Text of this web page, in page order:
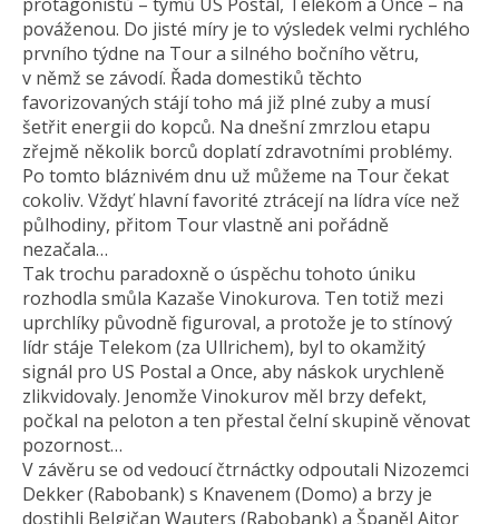
pováženou. Do jisté míry je to výsledek velmi rychlého
prvního týdne na Tour a silného bočního větru,
v němž se závodí. Řada domestiků těchto
favorizovaných stájí toho má již plné zuby a musí
šetřit energii do kopců. Na dnešní zmrzlou etapu
zřejmě několik borců doplatí zdravotními problémy.
Po tomto bláznivém dnu už můžeme na Tour čekat
cokoliv. Vždyť hlavní favorité ztrácejí na lídra více než
půlhodiny, přitom Tour vlastně ani pořádně
nezačala…
Tak trochu paradoxně o úspěchu tohoto úniku
rozhodla smůla Kazaše Vinokurova. Ten totiž mezi
uprchlíky původně figuroval, a protože je to stínový
lídr stáje Telekom (za Ullrichem), byl to okamžitý
signál pro US Postal a Once, aby náskok urychleně
zlikvidovaly. Jenomže Vinokurov měl brzy defekt,
počkal na peloton a ten přestal čelní skupině věnovat
pozornost…
V závěru se od vedoucí čtrnáctky odpoutali Nizozemci
Dekker (Rabobank) s Knavenem (Domo) a brzy je
dostihli Belgičan Wauters (Rabobank) a Španěl Aitor